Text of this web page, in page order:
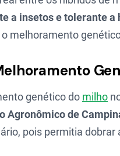
a insetos e tolerante a
melhoramento
genético do milho
Agronômico de
pois permitia